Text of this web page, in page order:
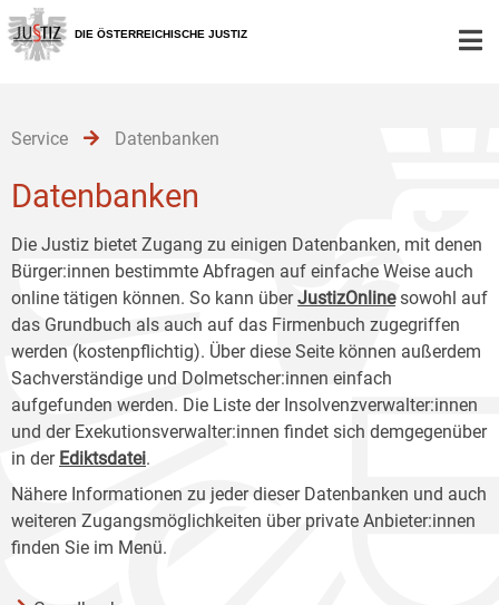
Zur
Hauptnavigation
[1]
Zum
Inhalt
[2]
Zum
Untermenü
[3]
DIE ÖSTERREICHISCHE JUSTIZ
Service Datenbanken
Datenbanken
Die Justiz bietet Zugang zu einigen Datenbanken, mit denen
Bürger:innen bestimmte Abfragen auf einfache Weise auch
online tätigen können. So kann überJustizOnlinesowohl auf
das Grundbuch als auch auf das Firmenbuch zugegriffen
werden (kostenpflichtig). Über diese Seite können außerdem
Sachverständige und Dolmetscher:innen einfach
aufgefunden werden. Die Liste der Insolvenzverwalter:innen
und der Exekutionsverwalter:innen findet sich demgegenüber
in der Ediktsdatei.
Nähere Informationen zu jeder dieser Datenbanken und auch
weiteren Zugangsmöglichkeiten über private Anbieter:innen
finden Sie im Menü.